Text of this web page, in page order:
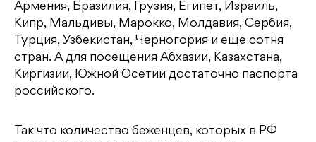
Армения, Бразилия, Грузия, Египет, Израиль,
Кипр, Мальдивы, Марокко, Молдавия, Сербия,
Турция, Узбекистан, Черногория и еще сотня
стран. А для посещения Абхазии, Казахстана,
Киргизии, Южной Осетии достаточно паспорта
российского.
Так что количество беженцев, которых в РФ